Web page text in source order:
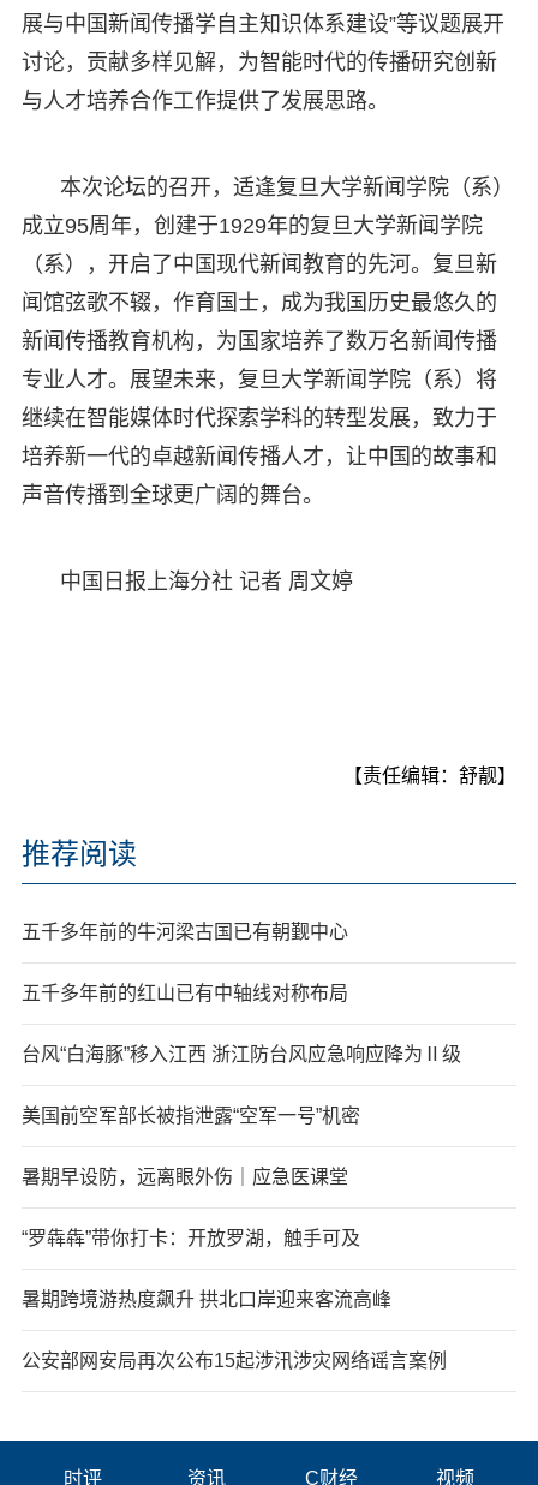
展与中国新闻传播学自主知识体系建设”等议题展开
讨论，贡献多样见解，为智能时代的传播研究创新
与人才培养合作工作提供了发展思路。
本次论坛的召开，适逢复旦大学新闻学院（系）
成立95周年，创建于1929年的复旦大学新闻学院
（系），开启了中国现代新闻教育的先河。复旦新
闻馆弦歌不辍，作育国士，成为我国历史最悠久的
新闻传播教育机构，为国家培养了数万名新闻传播
专业人才。展望未来，复旦大学新闻学院（系）将
继续在智能媒体时代探索学科的转型发展，致力于
培养新一代的卓越新闻传播人才，让中国的故事和
声音传播到全球更广阔的舞台。
中国日报上海分社 记者 周文婷
【责任编辑：舒靓】
推荐阅读
五千多年前的牛河梁古国已有朝觐中心
五千多年前的红山已有中轴线对称布局
台风“白海豚”移入江西 浙江防台风应急响应降为Ⅱ级
美国前空军部长被指泄露“空军一号”机密
暑期早设防，远离眼外伤｜应急医课堂
“罗犇犇”带你打卡：开放罗湖，触手可及
暑期跨境游热度飙升 拱北口岸迎来客流高峰
公安部网安局再次公布15起涉汛涉灾网络谣言案例
时评 资讯 C财经 视频